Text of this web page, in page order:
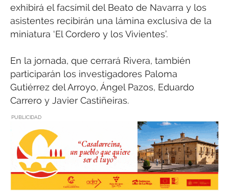
exhibirá el facsímil del Beato de Navarra y los
asistentes recibirán una lámina exclusiva de la
miniatura ‘El Cordero y los Vivientes’.
En la jornada, que cerrará Rivera, también
participarán los investigadores Paloma
Gutiérrez del Arroyo, Ángel Pazos, Eduardo
Carrero y Javier Castiñeiras.
PUBLICIDAD